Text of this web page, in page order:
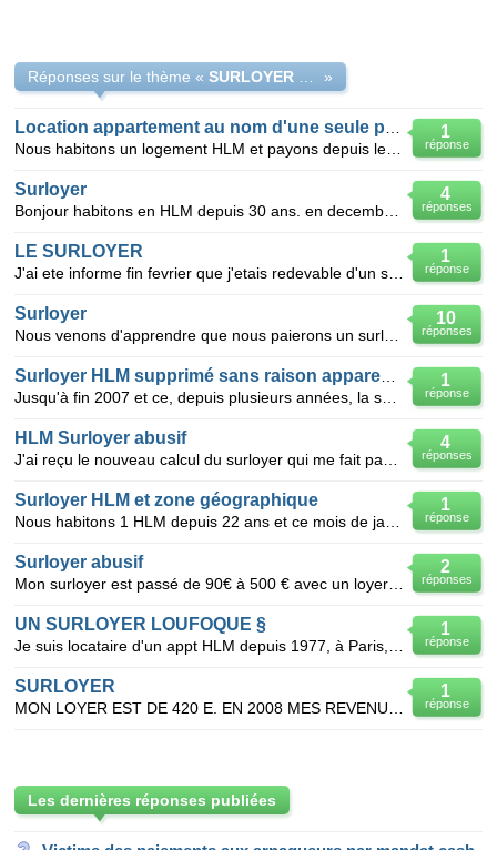
Réponses sur le thème « »
1
réponse
4
réponses
Surloyer
1
réponse
LE SURLOYER
10
réponses
Surloyer
1
réponse
4
réponses
HLM Surloyer abusif
1
réponse
Surloyer HLM et zone géographique
2
réponses
Surloyer abusif
1
réponse
UN SURLOYER LOUFOQUE §
1
réponse
SURLOYER
Les dernières réponses publiées